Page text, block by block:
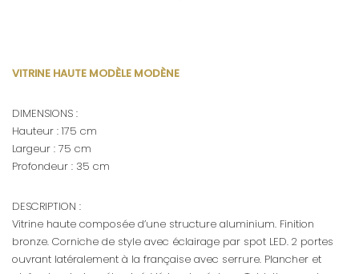
VITRINE HAUTE MODÈLE MODÈNE
DIMENSIONS :
Hauteur : 175 cm
Largeur : 75 cm
Profondeur : 35 cm
DESCRIPTION :
Vitrine haute composée d’une structure aluminium. Finition
bronze. Corniche de style avec éclairage par spot LED. 2 portes
ouvrant latéralement à la française avec serrure. Plancher et